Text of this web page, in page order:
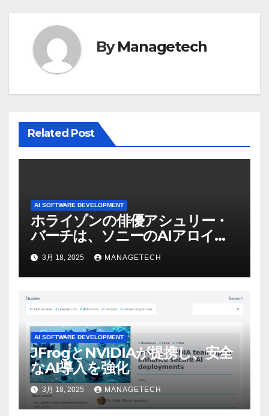
ー
シ
ByManagetech
Related Post
AI SOFTWARE DEVELOPMENT
ホライゾンの俳優アシュリー・
バーチは、ソニーのAIアロイの
ビデオを見て「ゲームパフォー
マンスという芸術形式に不安を
感じた」と語る – IGN
3月 18, 2025 MANAGETECH
AI SOFTWARE DEVELOPMENT
JFrogとNVIDIAが提携し、安全
なAI導入を強化
3月 18, 2025 MANAGETECH